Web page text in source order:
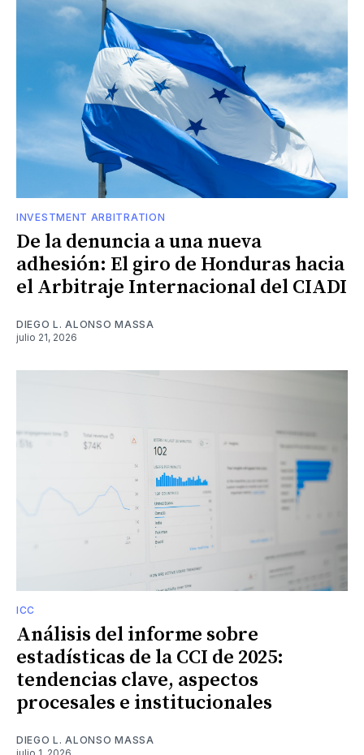
INVESTMENT ARBITRATION
De la denuncia a una nueva
adhesión: El giro de Honduras hacia
el Arbitraje Internacional del CIADI
DIEGO L. ALONSO MASSA
julio 21, 2026
ICC
Análisis del informe sobre
estadísticas de la CCI de 2025:
tendencias clave, aspectos
procesales e institucionales
DIEGO L. ALONSO MASSA